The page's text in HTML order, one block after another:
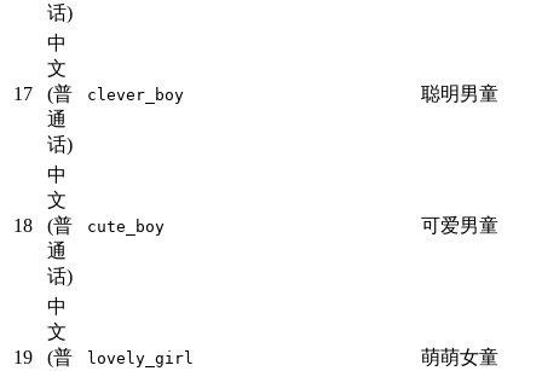
话)
17
中
文
(普
通
话)
clever_boy 聪明男童
18
中
文
(普
通
话)
cute_boy 可爱男童
19
中
文
(普
lovely_girl 萌萌女童